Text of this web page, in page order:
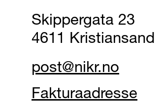
Skippergata 23
4611 Kristiansand
post@nikr.no
Fakturaadresse